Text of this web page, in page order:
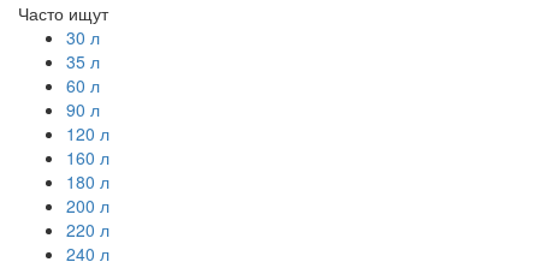
Часто ищут
30 л
35 л
60 л
90 л
120 л
160 л
180 л
200 л
220 л
240 л